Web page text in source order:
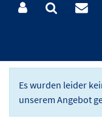
Es wurden leider
unserem Angebot